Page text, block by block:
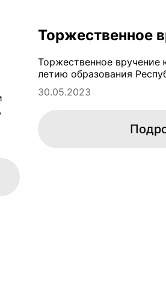
Торжественное
Торжественное
летию образования
30.05.2023